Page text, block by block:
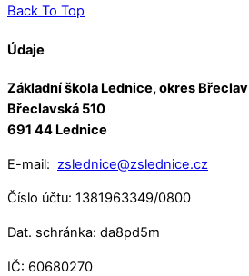
Back To Top
Údaje
Základní škola Lednice, okres Břeclav
Břeclavská 510
691 44 Lednice
E-mail: zslednice@zslednice.cz
Číslo účtu: 1381963349/0800
Dat. schránka: da8pd5m
IČ: 60680270